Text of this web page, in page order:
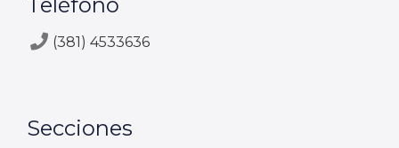
(381) 4533636
Secciones